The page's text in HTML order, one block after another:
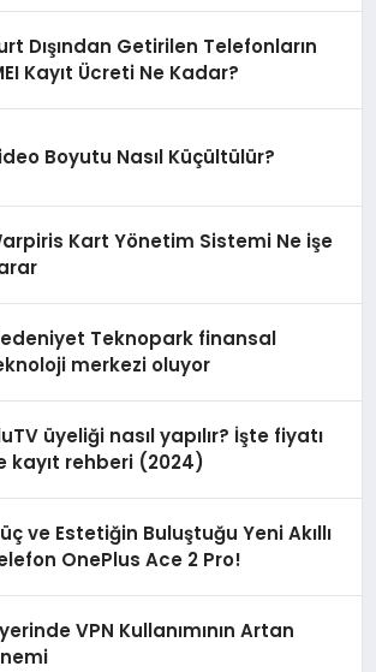
Dışından Getirilen Telefonların
Kayıt Ücreti Ne Kadar?
Boyutu Nasıl Küçültülür?
Kart Yönetim Sistemi Ne işe
Teknopark finansal
merkezi oluyor
üyeliği nasıl yapılır? İşte fiyatı
kayıt rehberi (2024)
ve Estetiğin Buluştuğu Yeni Akıllı
OnePlus Ace 2 Pro!
VPN Kullanımının Artan